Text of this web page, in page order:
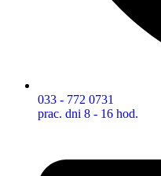
033 - 772 0731
prac. dni 8 - 16 hod.